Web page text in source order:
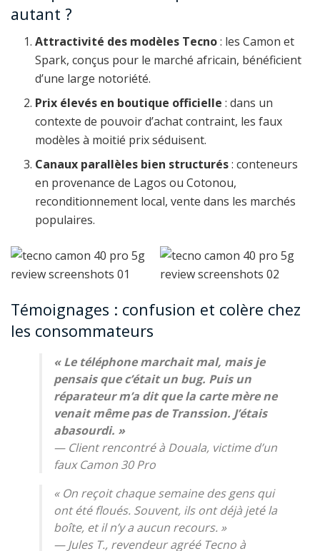
autant ?
Attractivité des modèles Tecno: les Camon et
Spark, conçus pour le marché africain, bénéficient
d’une large notoriété.
Prix élevés en boutique officielle : dans un
contexte de pouvoir d’achat contraint, les faux
modèles à moitié prix séduisent.
Canaux parallèles bien structurés: conteneurs
en provenance de Lagos ou Cotonou,
reconditionnement local, vente dans les marchés
populaires.
Témoignages : confusion et colère chez
les consommateurs
«Le téléphone marchait mal, mais je
pensais que c’était un bug. Puis un
réparateur m’a dit que la carte mère ne
venait même pas de Transsion. J’étais
abasourdi. »
— Client rencontré à Douala, victime d’un
faux Camon 30 Pro
« On reçoit chaque semaine des gens qui
ont été floués. Souvent, ils ont déjà jeté la
boîte, et il n’y a aucun recours. »
— Jules T., revendeur agréé Tecno à